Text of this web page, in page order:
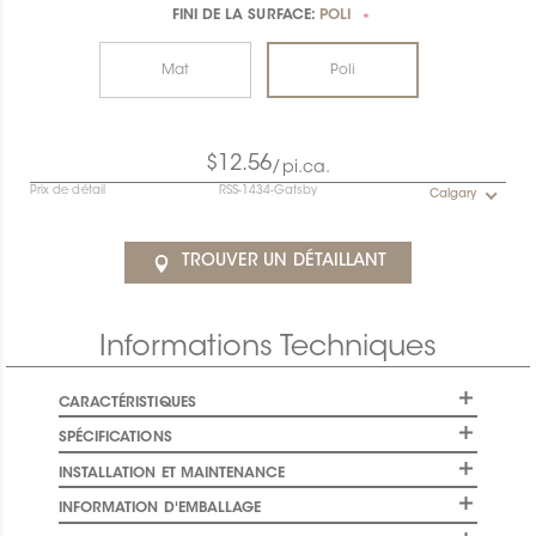
FINI DE LA SURFACE: POLI *
Mat Poli
$12.56/pi.ca.
Prix de détail RSS-1434-Gatsby Calgary
TROUVER UN DÉTAILLANT
Informations Techniques
CARACTÉRISTIQUES
SPÉCIFICATIONS
INSTALLATION ET MAINTENANCE
INFORMATION D'EMBALLAGE